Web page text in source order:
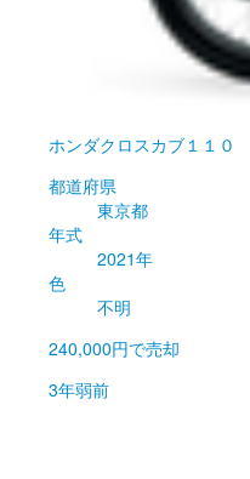
ホンダクロスカブ１１０
都道府県
東京都
年式
2021年
色
不明
240,000円で売却
3年弱前